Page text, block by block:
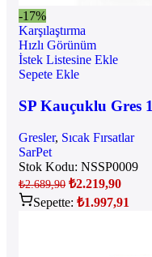
-17%
Karşılaştırma
Hızlı Görünüm
İstek Listesine Ekle
Sepete Ekle
SP Kauçuklu Gres
Gresler, Sıcak Fırsatlar
SarPet
Stok Kodu: NSSP0009
₺2.689,90 ₺2.219,90
Sepette: ₺1.997,91